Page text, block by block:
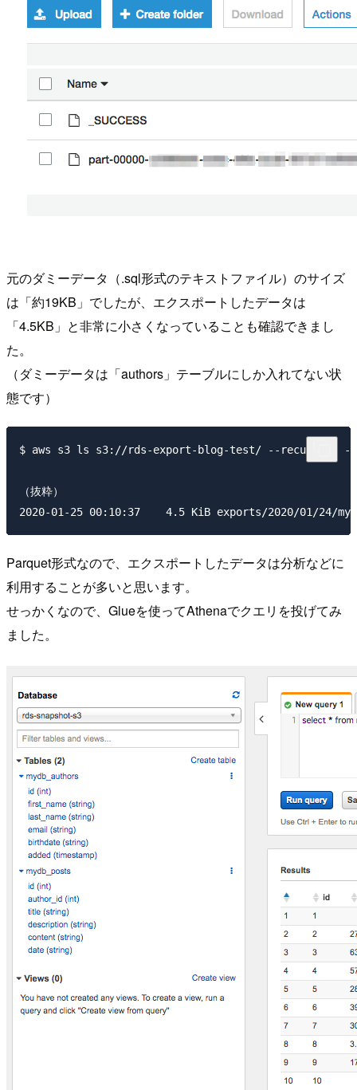
元のダミーデータ（.sql形式のテキストファイル）のサイズ
は「約19KB」でしたが、エクスポートしたデータは
「4.5KB」と非常に小さくなっていることも確認できまし
た。
（ダミーデータは「authors」テーブルにしか入れてない状
態です）
$ aws s3 ls s3://rds-export-blog-test/ --recursive --
（抜粋）
Parquet形式なので、エクスポートしたデータは分析などに
利用することが多いと思います。
せっかくなので、Glueを使ってAthenaでクエリを投げてみ
ました。